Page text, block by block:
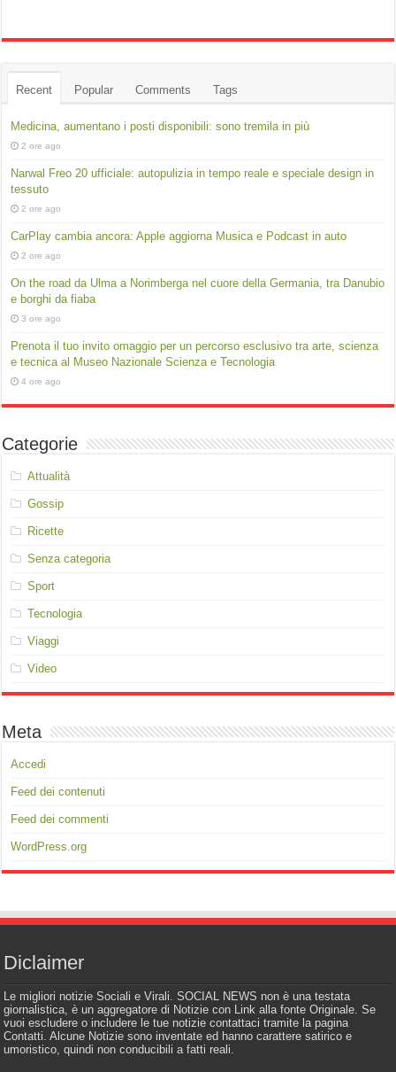
Recent Popular Comments Tags
Medicina, aumentano i posti disponibili: sono tremila in più
2 ore ago
Narwal Freo 20 ufficiale: autopulizia in tempo reale e speciale design in
tessuto
2 ore ago
CarPlay cambia ancora: Apple aggiorna Musica e Podcast in auto
2 ore ago
On the road da Ulma a Norimberga nel cuore della Germania, tra Danubio
e borghi da fiaba
3 ore ago
Prenota il tuo invito omaggio per un percorso esclusivo tra arte, scienza
e tecnica al Museo Nazionale Scienza e Tecnologia
4 ore ago
Categorie
Attualità
Gossip
Ricette
Senza categoria
Sport
Tecnologia
Viaggi
Video
Meta
Accedi
Feed dei contenuti
Feed dei commenti
WordPress.org
Diclaimer
Le migliori notizie Sociali e Virali. SOCIAL NEWS non è una testata
giornalistica, è un aggregatore di Notizie con Link alla fonte Originale. Se
vuoi escludere o includere le tue notizie contattaci tramite la pagina
Contatti. Alcune Notizie sono inventate ed hanno carattere satirico e
umoristico, quindi non conducibili a fatti reali.